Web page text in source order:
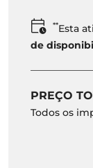
**Esta
de
PREÇO
Todos os